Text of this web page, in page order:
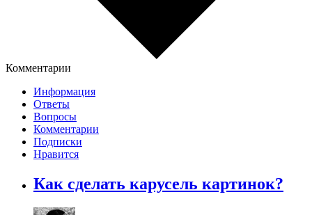
Комментарии
Информация
Ответы
Вопросы
Комментарии
Подписки
Нравится
Как сделать карусель картинок?